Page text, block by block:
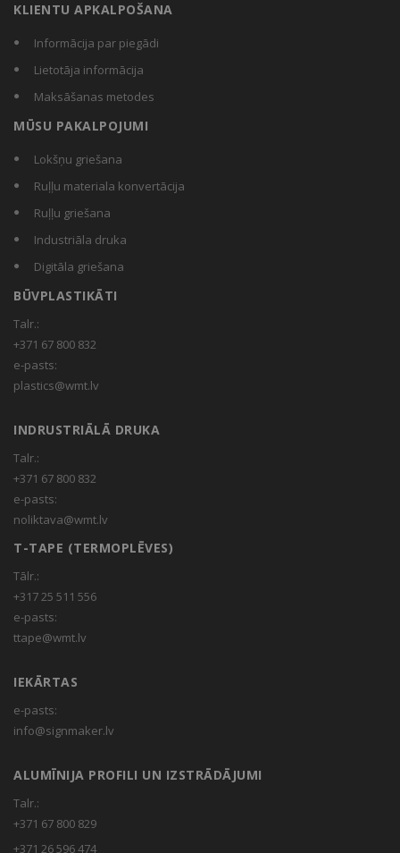
KLIENTU APKALPOŠANA
Informācija par piegādi
Lietotāja informācija
Maksāšanas metodes
MŪSU PAKALPOJUMI
Lokšņu griešana
Ruļļu materiala konvertācija
Ruļļu griešana
Industriāla druka
Digitāla griešana
BŪVPLASTIKĀTI
Talr.:
+371 67 800 832
e-pasts:
plastics@wmt.lv
INDRUSTRIĀLĀ DRUKA
Talr.:
+371 67 800 832
e-pasts:
noliktava@wmt.lv
T-TAPE (TERMOPLĒVES)
Tālr.:
+317 25 511 556
e-pasts:
ttape@wmt.lv
IEKĀRTAS
e-pasts:
info@signmaker.lv
ALUMĪNIJA PROFILI UN IZSTRĀDĀJUMI
Talr.:
+371 67 800 829
+371 26 596 474